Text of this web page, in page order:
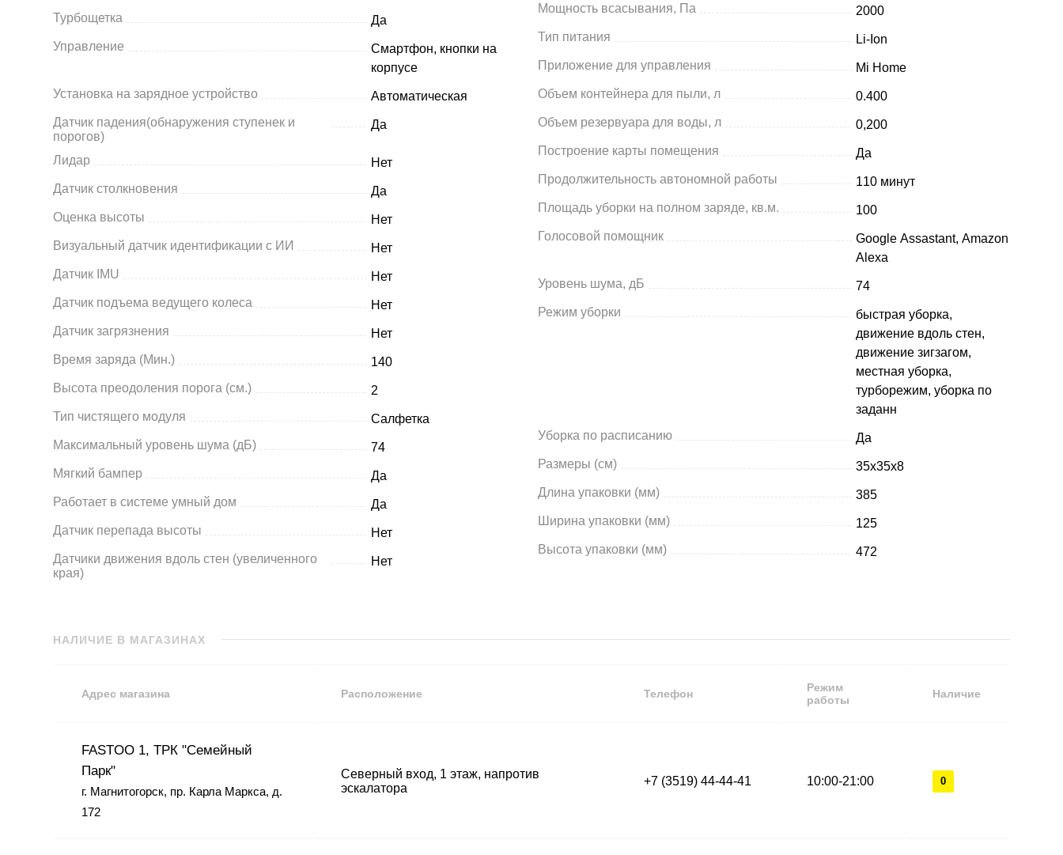
Турбощетка
Да
Управление
Смартфон, кнопки на
корпусе
Установка на зарядное устройство
Автоматическая
Датчик падения(обнаружения ступенек и
порогов)
Да
Лидар
Нет
Датчик столкновения
Да
Оценка высоты
Нет
Визуальный датчик идентификации с ИИ
Нет
Датчик IMU
Нет
Датчик подъема ведущего колеса
Нет
Датчик загрязнения
Нет
Время заряда (Мин.)
140
Высота преодоления порога (см.)
2
Тип чистящего модуля
Салфетка
Максимальный уровень шума (дБ)
74
Мягкий бампер
Да
Работает в системе умный дом
Да
Датчик перепада высоты
Нет
Датчики движения вдоль стен (увеличенного
края)
Нет
Мощность всасывания, Па
2000
Тип питания
Li-Ion
Приложение для управления
Mi Home
Объем контейнера для пыли, л
0.400
Объем резервуара для воды, л
0,200
Построение карты помещения
Да
Продолжительность автономной работы
110 минут
Площадь уборки на полном заряде, кв.м.
100
Голосовой помощник
Google Assastant, Amazon
Alexa
Уровень шума, дБ
74
Режим уборки
быстрая уборка,
движение вдоль стен,
движение зигзагом,
местная уборка,
турборежим, уборка по
заданн
Уборка по расписанию
Да
Размеры (см)
35х35х8
Длина упаковки (мм)
385
Ширина упаковки (мм)
125
Высота упаковки (мм)
472
НАЛИЧИЕ В МАГАЗИНАХ
Адрес магазина Расположение Телефон
Режим
работы
Наличие
FASTOO 1, ТРК "Семейный
Парк"
г. Магнитогорск, пр. Карла Маркса, д.
172
Северный вход, 1 этаж, напротив
эскалатора
+7 (3519) 44-44-41 10:00-21:00 0